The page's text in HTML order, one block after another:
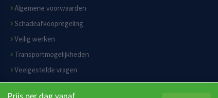
Algemene voorwaarden
Schadeafkoopregeling
Veilig werken
Transportmogelijkheden
Veelgestelde vragen
Privacyverklaring